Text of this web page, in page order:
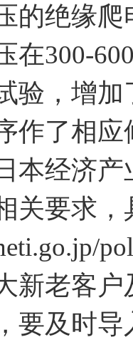
的绝缘
在300-
验，增加
作了相应
本经济
关要求，
新老客
要及时